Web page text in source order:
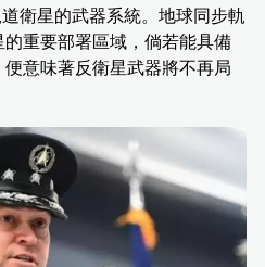
衛星的武器系統。地球同步軌
重要部署區域，倘若能具備
意味著反衛星武器將不再局